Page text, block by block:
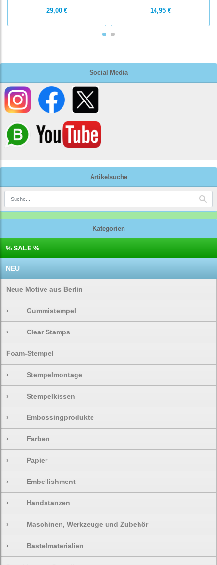
Social Media
Artikelsuche
Kategorien
% SALE %
NEU
Neue Motive aus Berlin
› Gummistempel
› Clear Stamps
Foam-Stempel
› Stempelmontage
› Stempelkissen
› Embossingprodukte
› Farben
› Papier
› Embellishment
› Handstanzen
› Maschinen, Werkzeuge und Zubehör
› Bastelmaterialien
29,00 € 14,95 €